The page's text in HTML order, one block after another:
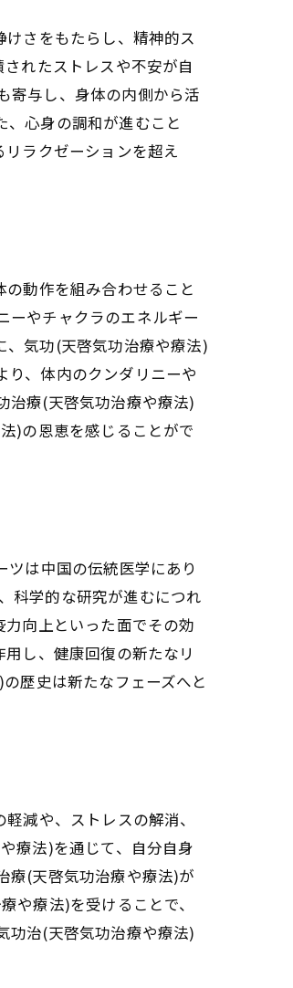
管理
さをもたらし、精神的ス
れたストレスや不安が自
寄与し、身体の内側から活
心身の調和が進むこと
ラクゼーションを超え
動作を組み合わせること
ーやチャクラのエネルギー
、気功(天啓気功治療や療法)
り、体内のクンダリニーや
治療(天啓気功治療や療法)
)の恩恵を感じることがで
は中国の伝統医学にあり
科学的な研究が進むにつれ
向上といった面でその効
し、健康回復の新たなリ
歴史は新たなフェーズへと
減や、ストレスの解消、
療法)を通じて、自分自身
療(天啓気功治療や療法)が
や療法)を受けることで、
功治(天啓気功治療や療法)